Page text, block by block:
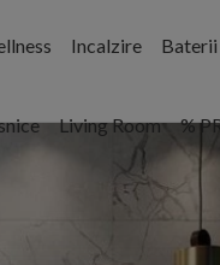
Incalzire Baterii
Living Room %